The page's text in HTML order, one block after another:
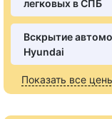
легковых в СПБ
Вскрытие
Hyundai
Показать все